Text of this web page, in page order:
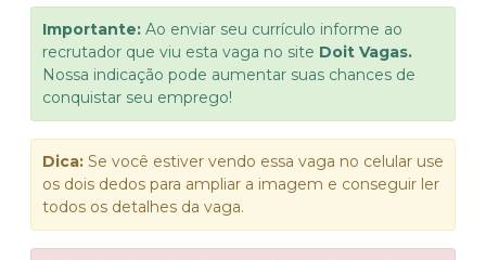
Importante: Ao enviar seu currículo informe ao
recrutador que viu esta vaga no site Doit Vagas.
Nossa indicação pode aumentar suas chances de
conquistar seu emprego!
Dica: Se você estiver vendo essa vaga no celular use
os dois dedos para ampliar a imagem e conseguir ler
todos os detalhes da vaga.